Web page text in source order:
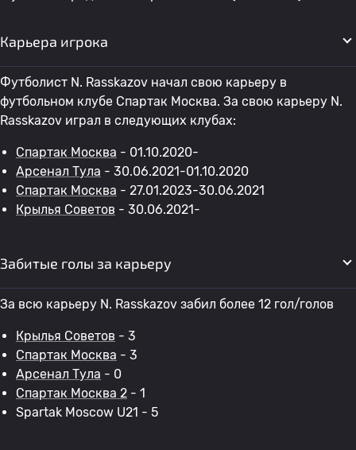
Карьера игрока
Футболист N. Rasskazov начал свою карьеру в
футбольном клубе Спартак Москва. За свою карьеру N.
Rasskazov играл в следующих клубах:
Спартак Москва - 01.10.2020-
Арсенал Тула - 30.06.2021-01.10.2020
Спартак Москва - 27.01.2023-30.06.2021
Крылья Советов - 30.06.2021-
Забитые голы за карьеру
За всю карьеру N. Rasskazov забил более 12 гол/голов
Крылья Советов - 3
Спартак Москва - 3
Арсенал Тула - 0
Спартак Москва 2 - 1
Spartak Moscow U21 - 5